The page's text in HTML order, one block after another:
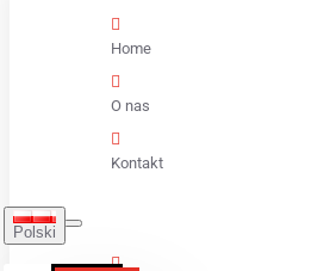
Home
O nas
Kontakt
Polski